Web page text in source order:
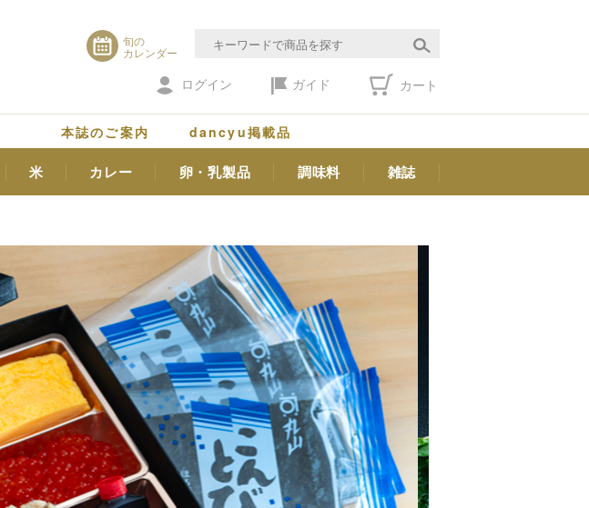
旬の
カレンダー
ログイン ガイド カート
本誌のご案内 dancyu掲載品
米 カレー 卵・乳製品 調味料 雑誌